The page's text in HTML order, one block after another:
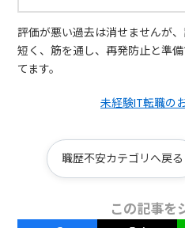
評価が悪い過去は消せませんが
短く、筋を通し、再発防止と準
てます。
未経験IT転職の
職歴不安カテゴリへ戻る
この記事を